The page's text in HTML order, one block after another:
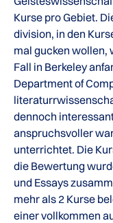
Kurse pro Gebiet.
division, in den
mal gucken wollen,
Fall in Berkeley
Department of
dennoch
anspruchsvoller
unterrichtet. Die
die Bewertung
und Essays
mehr als 2 Kurse
einer vollkommen